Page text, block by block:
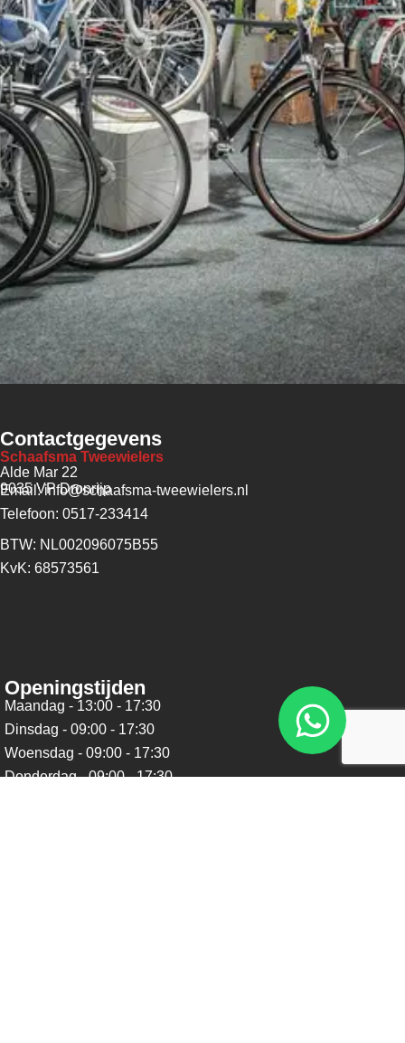
Contactgegevens
Schaafsma Tweewielers
Alde Mar 22
9035 VP Dronrijp
Email: info@schaafsma-tweewielers.nl
Telefoon: 0517-233414
BTW: NL002096075B55
KvK: 68573561
Openingstijden
Maandag - 13:00 - 17:30
Dinsdag - 09:00 - 17:30
Woensdag - 09:00 - 17:30
Donderdag - 09:00 - 17:30